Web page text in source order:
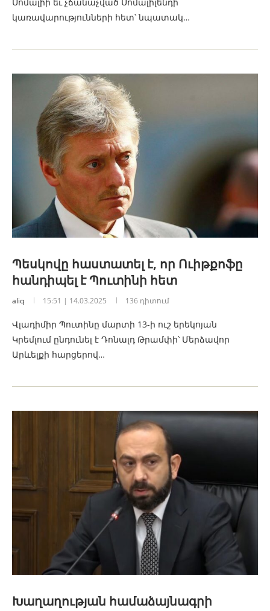
կառավարությունների հետ՝ նպատակ…
Պեսկովը հաստատել է, որ Ուիթքոֆը
հանդիպել է Պուտինի հետ
aliq 15:51 | 14.03.2025 136 դիտում
Վլադիմիր Պուտինը մարտի 13-ի ուշ երեկոյան
Կրեմլում ընդունել է Դոնալդ Թրամփի՝ Մերձավոր
Արևելքի հարցերով…
Խաղաղության համաձայնագրի